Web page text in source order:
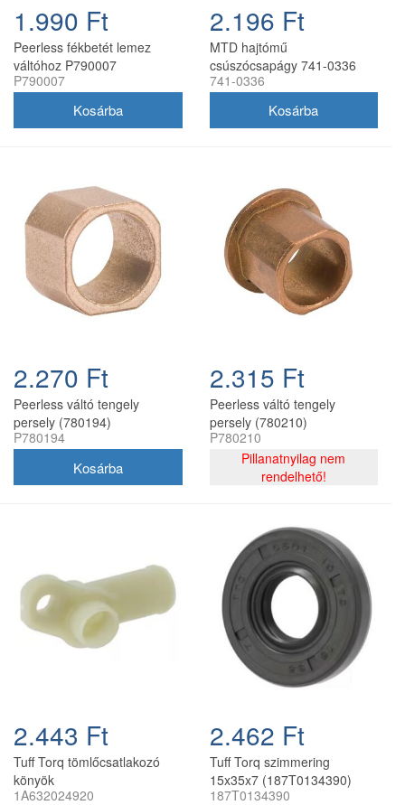
1.990 Ft
Peerless fékbetét lemez
váltóhoz P790007
P790007
2.196 Ft
MTD hajtómű
csúszócsapágy 741-0336
741-0336
2.270 Ft
Peerless váltó tengely
persely (780194)
P780194
2.315 Ft
Peerless váltó tengely
persely (780210)
P780210
Pillanatnyilag nem
rendelhető!
2.443 Ft
Tuff Torq tömlőcsatlakozó
könyök
1A632024920
2.462 Ft
Tuff Torq szimmering
15x35x7 (187T0134390)
187T0134390